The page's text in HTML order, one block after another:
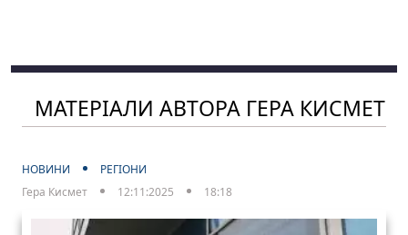
МАТЕРІАЛИ АВТОРА ГЕРА КИСМЕТ
НОВИНИ
РЕГІОНИ
Гера Кисмет
12:11:2025 18:18